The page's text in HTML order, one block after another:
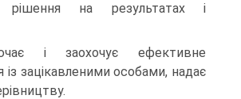
рішення на результатах і
і заохочує ефективне
із зацікавленими особами, надає